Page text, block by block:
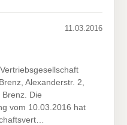
11.03.2016
Alexanderstr. 2,
Die
vom 10.03.2016 hat